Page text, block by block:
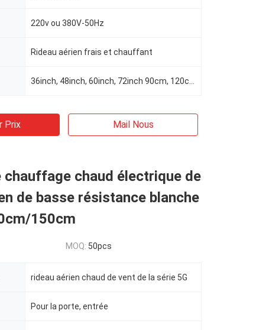
220v ou 380V-50Hz
Rideau aérien frais et chauffant
Prix Mail Nous
chauffage chaud électrique de
de basse résistance blanche
150cm
MOQ: 50pcs
rideau aérien chaud de vent de la série 5G
Pour la porte, entrée